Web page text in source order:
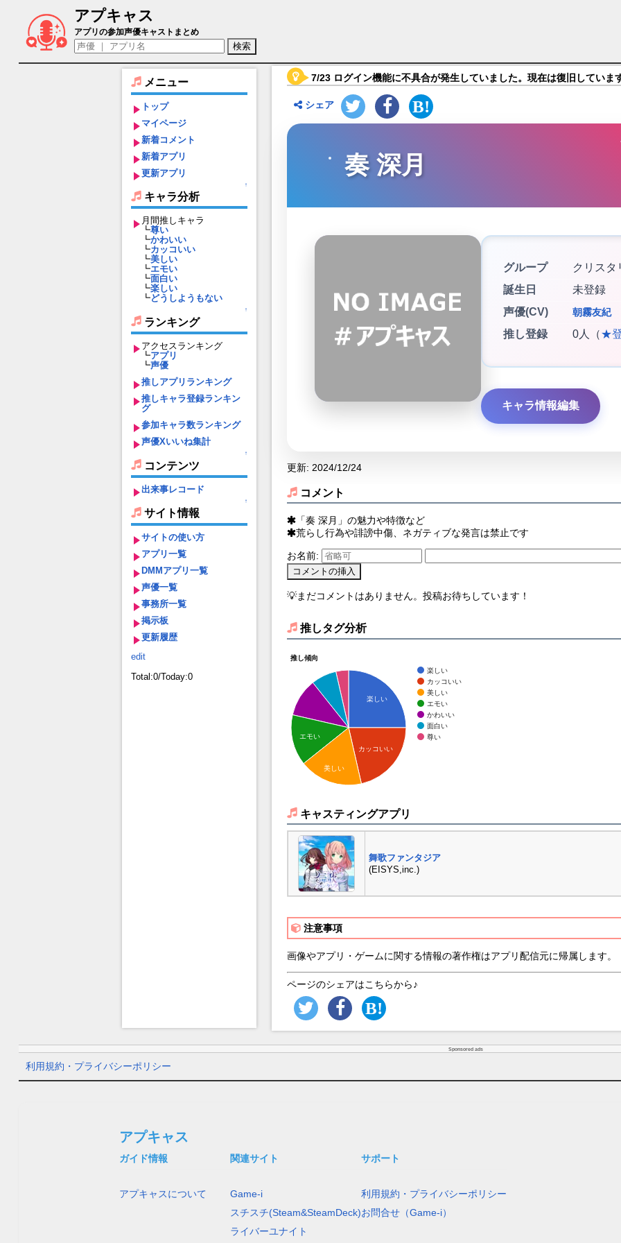
アプキャス
奏 深月（声優：朝霧友紀)【舞歌ファンタジア】キャラ紹介
アプリの参加声優キャストまとめ
メニュー
トップ
マイページ
新着コメント
新着アプリ
更新アプリ
↑
キャラ分析
月間推しキャラ
┗尊い
┗かわいい
┗カッコいい
┗美しい
┗エモい
┗面白い
┗楽しい
┗どうしようもない
↑
ランキング
アクセスランキング
┗アプリ
┗声優
推しアプリランキング
推しキャラ登録ランキン
グ
参加キャラ数ランキング
声優Xいいね集計
↑
コンテンツ
出来事レコード
↑
サイト情報
サイトの使い方
アプリ一覧
DMMアプリ一覧
声優一覧
事務所一覧
掲示板
更新履歴
edit
Total:0/Today:0
7/23 ログイン機能に不具合が発生していました。現在は復旧していま
シェア
奏 深月
グループ
クリスタ
誕生日
未登録
声優(CV)
朝霧友紀
推し登録 0人（★
キャラ情報編集
更新: 2024/12/24
コメント
「奏 深月」の魅力や特徴など
荒らし行為や誹謗中傷、ネガティブな発言は禁止です
お名前:
💡まだコメントはありません。投稿お待ちしています！
推しタグ分析
推し傾向
楽しい
カッコいい
美しい
エモい
かわいい
面白い
尊い
楽しい
カッコいい
エモい
美しい
キャスティングアプリ
舞歌ファンタジア
(EISYS,inc.)
注意事項
画像やアプリ・ゲームに関する情報の著作権はアプリ配信元に帰属します。
ページのシェアはこちらから♪
Sponsored ads
利用規約・プライバシーポリシー
アプキャス
ガイド情報
アプキャスについて
関連サイト
Game-i
スチスチ(Steam&SteamDeck)
ライバーユナイト
サポート
利用規約・プライバシーポリシー
お問合せ（Game-i）